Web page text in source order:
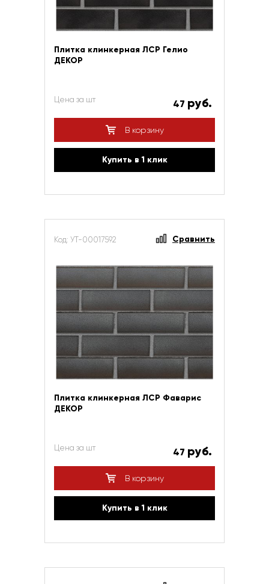
Плитка клинкерная ЛСР Гелио
ДЕКОР
Цена за шт 47 руб.
В корзину
Купить в 1 клик
Код: УТ-00017592 Сравнить
Плитка клинкерная ЛСР Фаварис
ДЕКОР
Цена за шт 47 руб.
В корзину
Купить в 1 клик